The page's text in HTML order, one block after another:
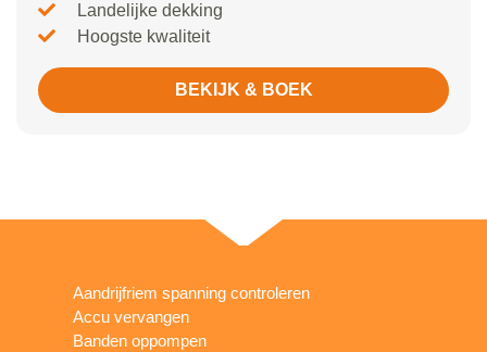
Landelijke dekking
Hoogste kwaliteit
BEKIJK & BOEK
Aandrijfriem spanning controleren
Accu vervangen
Banden oppompen